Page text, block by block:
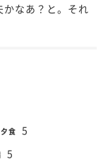
かなあ？と。それ
夕食 5
5